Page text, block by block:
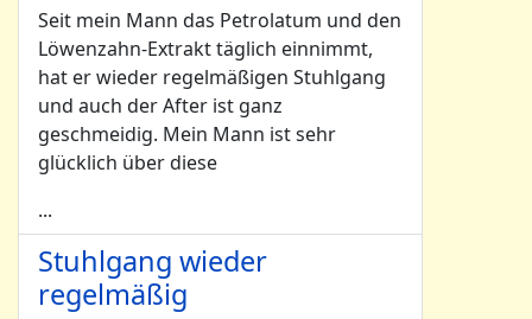
Seit mein Mann das Petrolatum und den
Löwenzahn-Extrakt täglich einnimmt,
hat er wieder regelmäßigen Stuhlgang
und auch der After ist ganz
geschmeidig. Mein Mann ist sehr
glücklich über diese
...
Stuhlgang wieder
regelmäßig